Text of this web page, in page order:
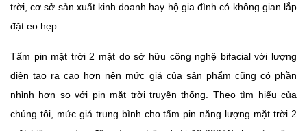
trời, cơ sở sản xuất kinh doanh hay hộ gia đình có không gian lắp
đặt eo hẹp.
Tấm pin mặt trời 2 mặt do sở hữu công nghệ bifacial với lượng
điện tạo ra cao hơn nên mức giá của sản phẩm cũng có phần
nhỉnh hơn so với pin mặt trời truyền thống. Theo tìm hiểu của
chúng tôi, mức giá trung bình cho tấm pin năng lượng mặt trời 2